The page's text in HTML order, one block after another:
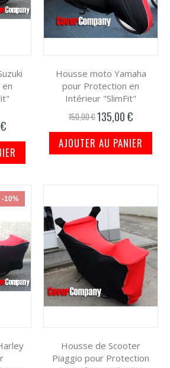
Housse moto Yamaha
pour Protection en
Intérieur "SlimFit"
150,00 € Prix
spécial
135,00 €
AJOUTER AU PANIER
-10%
Housse de Scooter
Piaggio pour Protection